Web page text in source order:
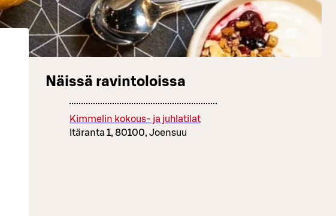
Näissä ravintoloissa
Kimmelin kokous- ja juhlatilat
Itäranta 1, 80100, Joensuu